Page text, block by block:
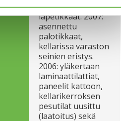
asennettu
lapetikkaat. 2007:
asennettu
palotikkaat,
kellarissa varaston
seinien eristys.
2006: yläkertaan
laminaattilattiat,
paneelit kattoon,
kellarikerroksen
pesutilat uusittu
(laatoitus) sekä